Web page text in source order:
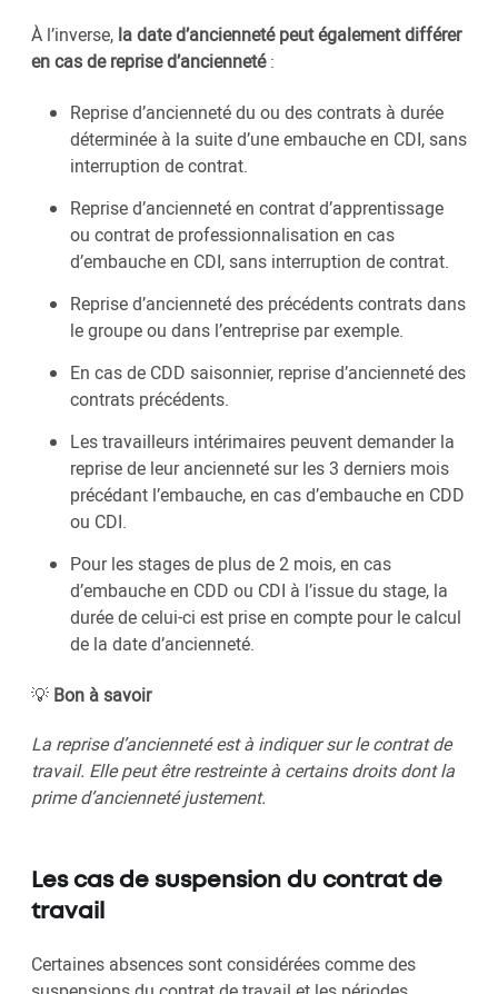
À l’inverse, la date d’ancienneté peut également différer
en cas de reprise d’ancienneté:
Reprise d’ancienneté du ou des contrats à durée
déterminée à la suite d’une embauche en CDI, sans
interruption de contrat.
Reprise d’ancienneté en contrat d’apprentissage
ou contrat de professionnalisation en cas
d’embauche en CDI, sans interruption de contrat.
Reprise d’ancienneté des précédents contrats dans
le groupe ou dans l’entreprise par exemple.
En cas de CDD saisonnier, reprise d’ancienneté des
contrats précédents.
Les travailleurs intérimaires peuvent demander la
reprise de leur ancienneté sur les 3 derniers mois
précédant l’embauche, en cas d’embauche en CDD
ou CDI.
Pour les stages de plus de 2 mois, en cas
d’embauche en CDD ou CDI à l’issue du stage, la
durée de celui-ci est prise en compte pour le calcul
de la date d’ancienneté.
💡 Bon à savoir
La reprise d’ancienneté est à indiquer sur le contrat de
travail. Elle peut être restreinte à certains droits dont la
prime d’ancienneté justement.
Les cas de suspension du contrat de
travail
Certaines absences sont considérées comme des